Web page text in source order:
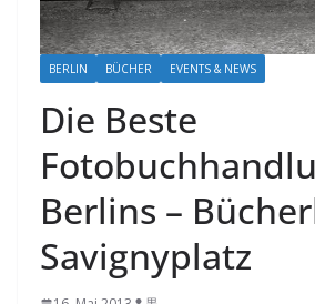
BERLIN BÜCHER EVENTS & NEWS
Die Beste
Berlins –
Savignyplatz